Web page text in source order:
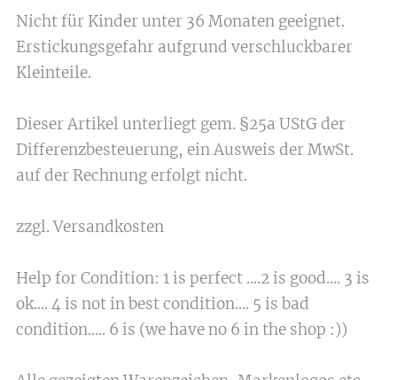
Nicht für Kinder unter 36 Monaten geeignet.
Erstickungsgefahr aufgrund verschluckbarer
Kleinteile.
Dieser Artikel unterliegt gem. §25a UStG der
Differenzbesteuerung, ein Ausweis der MwSt.
auf der Rechnung erfolgt nicht.
zzgl. Versandkosten
Help for Condition: 1 is perfect ....2 is good.... 3 is
ok.... 4 is not in best condition.... 5 is bad
condition..... 6 is (we have no 6 in the shop :))